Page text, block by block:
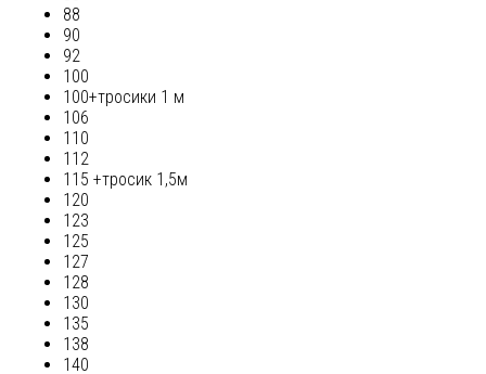
88
90
92
100
100+тросики 1 м
106
110
112
115 +тросик 1,5м
120
123
125
127
128
130
135
138
140